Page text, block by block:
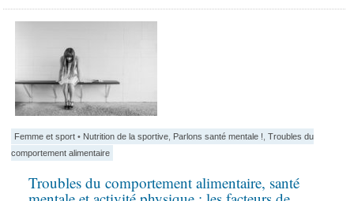
Femme et sport • Nutrition de la sportive Parlons santé mentale ! ,Troubles du
comportement alimentaire
Troubles du comportement alimentaire, santé